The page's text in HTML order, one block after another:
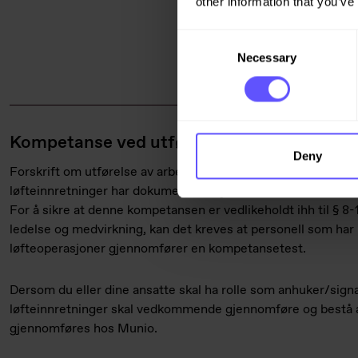
Necessary
Deny
Kompetanse ved utførelse av den
Forskrift om utførelse av arbeid setter krav til at personell
løfteinnretninger har dokumentert og / eller sertifisert
For å sikre at denne kompetansen er vedlikeholdt ihh til §
ledelse og medvirkning, kan det kreves at personell som
løfteoperasjoner gjennomfører en kompetansetest.
Dersom du eller dine ansatte skal ha rolle som anhuker/
løfteinnretninger skal vedkommende gjennomføre og
gjennomføres hos Munio.